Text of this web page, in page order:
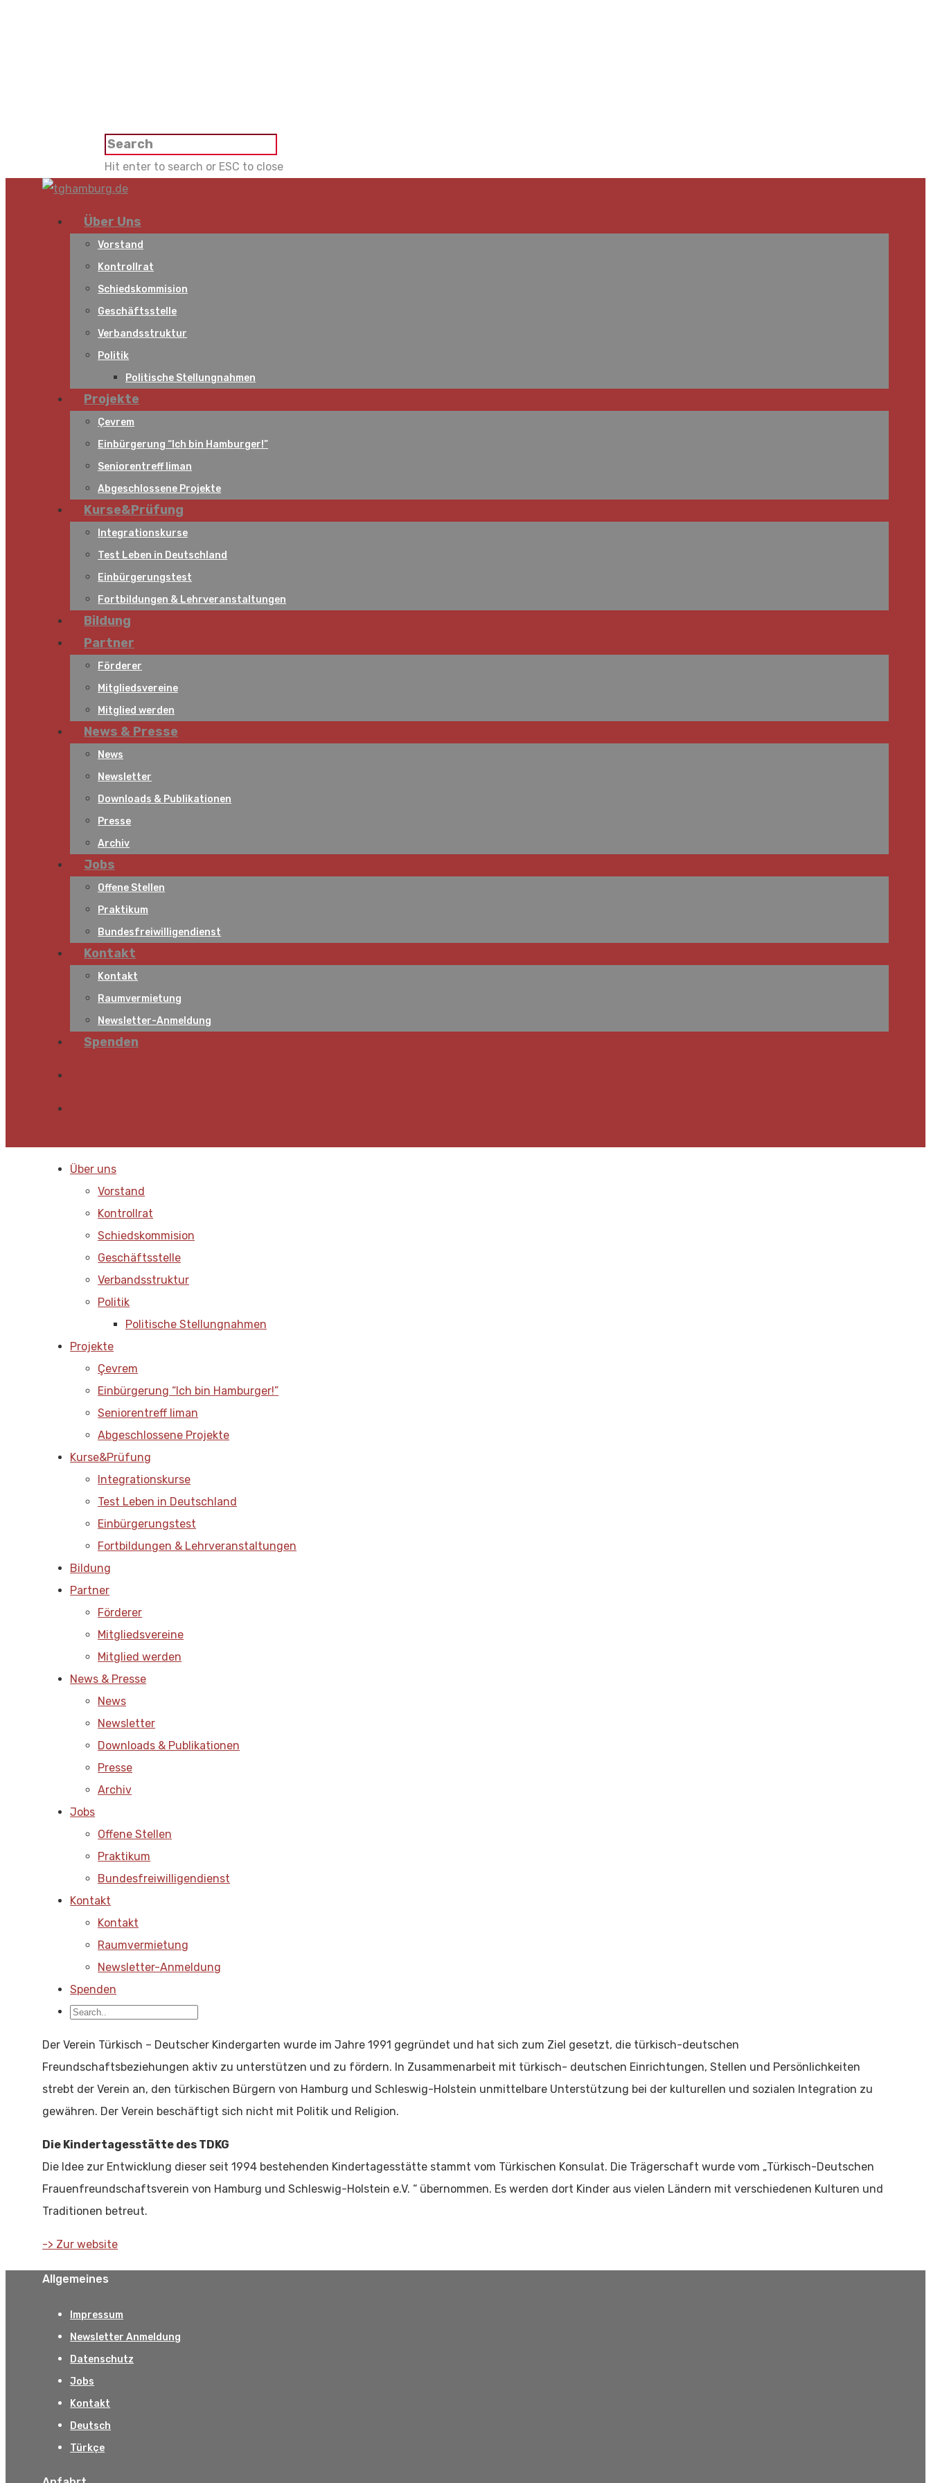
Hit enter to search or ESC to close
Über Uns
Vorstand
Kontrollrat
Schiedskommision
Geschäftsstelle
Verbandsstruktur
Politik
Politische Stellungnahmen
Projekte
Çevrem
Einbürgerung “Ich bin Hamburger!”
Seniorentreff liman
Abgeschlossene Projekte
Kurse&Prüfung
Integrationskurse
Test Leben in Deutschland
Einbürgerungstest
Fortbildungen & Lehrveranstaltungen
Bildung
Partner
Förderer
Mitgliedsvereine
Mitglied werden
News & Presse
News
Newsletter
Downloads & Publikationen
Presse
Archiv
Jobs
Offene Stellen
Praktikum
Bundesfreiwilligendienst
Kontakt
Kontakt
Raumvermietung
Newsletter-Anmeldung
Spenden
Über uns
Vorstand
Kontrollrat
Schiedskommision
Geschäftsstelle
Verbandsstruktur
Politik
Politische Stellungnahmen
Projekte
Çevrem
Einbürgerung “Ich bin Hamburger!”
Seniorentreff liman
Abgeschlossene Projekte
Kurse&Prüfung
Integrationskurse
Test Leben in Deutschland
Einbürgerungstest
Fortbildungen & Lehrveranstaltungen
Bildung
Partner
Förderer
Mitgliedsvereine
Mitglied werden
News & Presse
News
Newsletter
Downloads & Publikationen
Presse
Archiv
Jobs
Offene Stellen
Praktikum
Bundesfreiwilligendienst
Kontakt
Kontakt
Raumvermietung
Newsletter-Anmeldung
Spenden
Der Verein Türkisch – Deutscher Kindergarten wurde im Jahre 1991 gegründet und hat sich zum Ziel gesetzt, die türkisch-deutschen
Freundschaftsbeziehungen aktiv zu unterstützen und zu fördern. In Zusammenarbeit mit türkisch- deutschen Einrichtungen, Stellen und Persönlichkeiten
strebt der Verein an, den türkischen Bürgern von Hamburg und Schleswig-Holstein unmittelbare Unterstützung bei der kulturellen und sozialen Integration zu
gewähren. Der Verein beschäftigt sich nicht mit Politik und Religion.
Die Kindertagesstätte des TDKG
Die Idee zur Entwicklung dieser seit 1994 bestehenden Kindertagesstätte stammt vom Türkischen Konsulat. Die Trägerschaft wurde vom „Türkisch-Deutschen
Frauenfreundschaftsverein von Hamburg und Schleswig-Holstein e.V. “ übernommen. Es werden dort Kinder aus vielen Ländern mit verschiedenen Kulturen und
Traditionen betreut.
-> Zur website
Allgemeines
Impressum
Newsletter Anmeldung
Datenschutz
Jobs
Kontakt
Deutsch
Türkçe